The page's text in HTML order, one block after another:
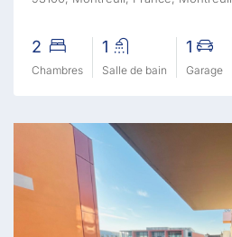
2
Chambres
1
Salle de bain
1
Garage